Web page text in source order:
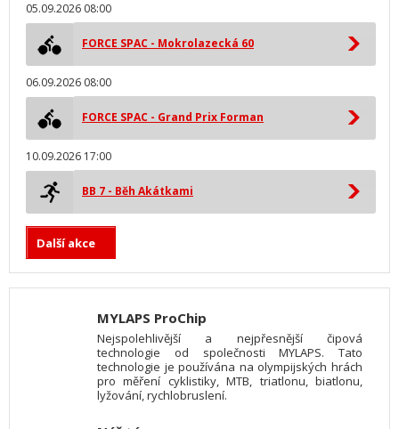
05.09.2026 08:00
FORCE SPAC - Mokrolazecká 60
06.09.2026 08:00
FORCE SPAC - Grand Prix Forman
10.09.2026 17:00
BB 7 - Běh Akátkami
Další akce
MYLAPS ProChip
Nejspolehlivější a nejpřesnější čipová
technologie od společnosti MYLAPS. Tato
technologie je používána na olympijských hrách
pro měření cyklistiky, MTB, triatlonu, biatlonu,
lyžování, rychlobruslení.